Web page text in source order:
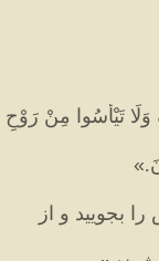
»